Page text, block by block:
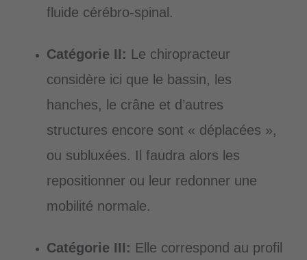
fluide cérébro-spinal.
Catégorie II: Le chiropracteur
considère ici que le bassin, les
hanches, le crâne et d’autres
structures encore sont « déplacées »,
ou subluxées. Il faudra alors les
repositionner ou leur redonner une
mobilité normale.
Catégorie III: Elle correspond au profil